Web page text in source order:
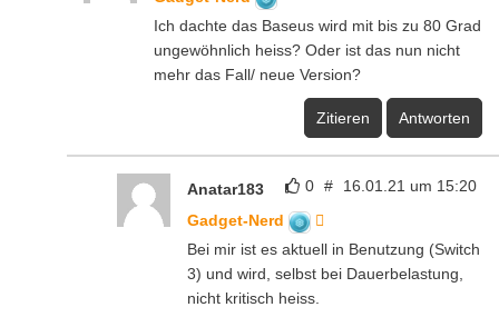
Ich dachte das Baseus wird mit bis zu 80 Grad
ungewöhnlich heiss? Oder ist das nun nicht
mehr das Fall/ neue Version?
Zitieren Antworten
0 # 16.01.21 um 15:20
Anatar183
Gadget-Nerd
Bei mir ist es aktuell in Benutzung (Switch
3) und wird, selbst bei Dauerbelastung,
nicht kritisch heiss.